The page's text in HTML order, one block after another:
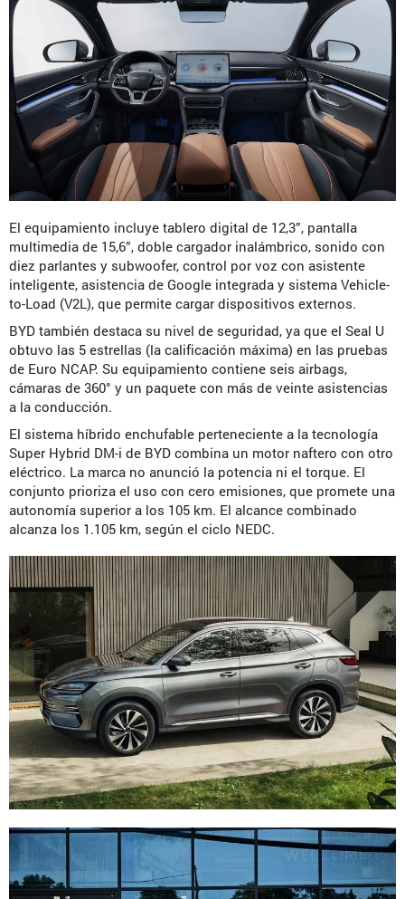
El equipamiento incluye tablero digital de 12,3”, pantalla
multimedia de 15,6”, doble cargador inalámbrico, sonido con
diez parlantes y subwoofer, control por voz con asistente
inteligente, asistencia de Google integrada y sistema Vehicle-
to-Load (V2L), que permite cargar dispositivos externos.
BYD también destaca su nivel de seguridad, ya que el Seal U
obtuvo las 5 estrellas (la calificación máxima) en las pruebas
de Euro NCAP. Su equipamiento contiene seis airbags,
cámaras de 360° y un paquete con más de veinte asistencias
a la conducción.
El sistema híbrido enchufable perteneciente a la tecnología
Super Hybrid DM-i de BYD combina un motor naftero con otro
eléctrico. La marca no anunció la potencia ni el torque. El
conjunto prioriza el uso con cero emisiones, que promete una
autonomía superior a los 105 km. El alcance combinado
alcanza los 1.105 km, según el ciclo NEDC.